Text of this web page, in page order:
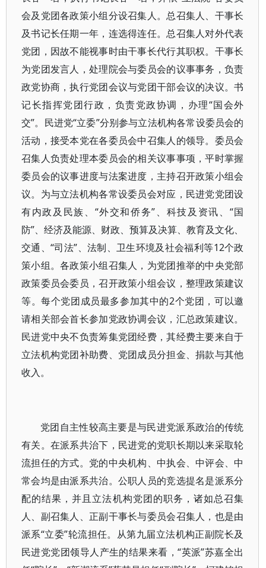
会及党团各政策小组分设召集人。总召集人、干事长
及书记长任期一年，连选得连任。总召集人对外代表
党团，因故不能视事时由干事长代行其职权。干事长
为党团发言人，处理院会与委员会的议事事务，负责
政党协商，执行党团会议与党团干部会议的决议。书
记长指挥党团行政，负责党政协调，办理“国会外
交”。民进党“立委”分别参与立法机构各常设委员会的
活动，接受本党在各委员会中召集人的领导。委员会
召集人负责处理本委员会的相关议事事项，平时掌握
委员会的议事进度与法案进度，主持召开政策小组会
议。为与立法机构各常设委员会对应，民进党党团设
有内政及民族、“外交和侨务”、科技及资讯、“国
防”、经济及能源、财政、预算及决算、教育及文化、
交通、“司法”、法制、卫生环境及社会福利等12个政
策小组。各政策小组召集人，为党团推举的中央党部
政策委员会委员，召开政策小组会议，整理政策建议
等。每个党团成员最多参加其中的2个党团，可以邀
请相关部会首长参加党政协调会议，汇总政策建议。
民进党中央不负责筹集党团经费，其经费主要来自于
立法机构党团补助费、党团成员分担金、捐款与其他
收入。
党团自主性较高主要是与民进党派系政治的传统
有关。在派系共治下，民进党的党职长期以来采取轮
流担任的方式。党的中央机构、中执会、中评会、中
常会均是由派系共治。公职人员的竞选提名是派系分
配的结果，并且立法机构党团的职务，诸如总召集
人、副召集人、正副干事长与委员会召集人，也是由
派系“立委”轮流担任。从第九届立法机构正副院长及
民进党党团领导人产生的结果来看，“英派”苏嘉全出